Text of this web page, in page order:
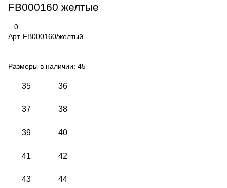
FB000160 желтые
0
Арт. FB000160/желтый
Размеры в наличии: 45
35 36
37 38
39 40
41 42
43 44